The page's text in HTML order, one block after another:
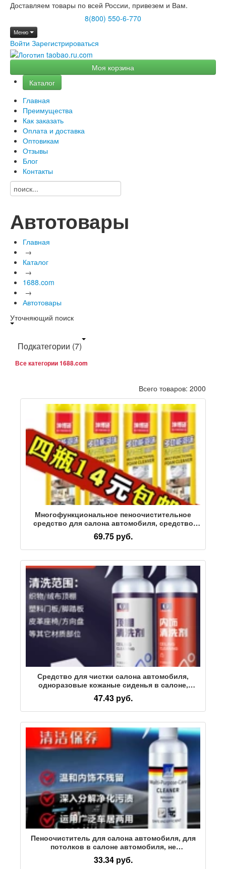
Доставляем товары по всей России, привезем и Вам.
8(800) 550-6-770
Меню
Войти Зарегистрироваться
Моя корзина
Каталог
Главная
Преимущества
Как заказать
Оплата и доставка
Оптовикам
Отзывы
Блог
Контакты
Автотовары
Главная
→
Каталог
→
1688.com
→
Автотовары
Уточняющий поиск
Подкатегории (7)
Все категории 1688.com
Всего товаров: 2000
Многофункциональное пеноочистительное
средство для салона автомобиля, средство
для чистки стекол, для обеззараживания
потолочных сидений, жидкость для мойки
автомобилей
69.75 руб.
Средство для чистки салона автомобиля,
одноразовые кожаные сиденья в салоне,
средства для обеззараживания автомобилей,
пеноочиститель оптом
47.43 руб.
Пеноочиститель для салона автомобиля, для
потолков в салоне автомобиля, не
поддающийся мойке, для интенсивной очистки
и ухода, обезжиривающий и чистящий продукт
33.34 руб.